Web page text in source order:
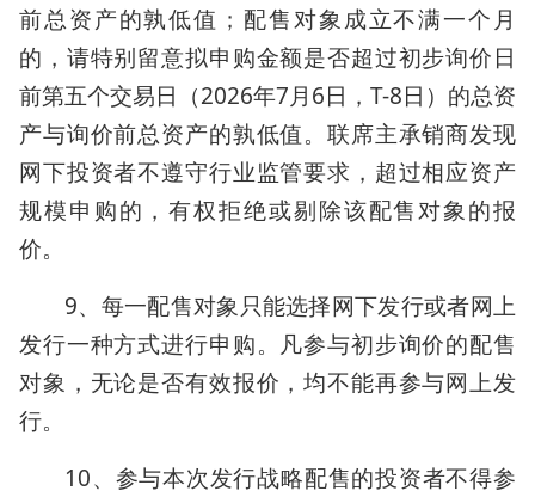
前总资产的孰低值；配售对象成立不满一个月
的，请特别留意拟申购金额是否超过初步询价日
前第五个交易日（2026年7月6日，T-8日）的总资
产与询价前总资产的孰低值。联席主承销商发现
网下投资者不遵守行业监管要求，超过相应资产
规模申购的，有权拒绝或剔除该配售对象的报
价。
9、每一配售对象只能选择网下发行或者网上
发行一种方式进行申购。凡参与初步询价的配售
对象，无论是否有效报价，均不能再参与网上发
行。
10、参与本次发行战略配售的投资者不得参